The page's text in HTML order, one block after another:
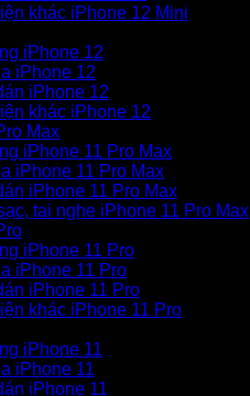
khác iPhone 12 Mini
iPhone 12
iPhone 12
iPhone 12
khác iPhone 12
Max
iPhone 11 Pro Max
iPhone 11 Pro Max
iPhone 11 Pro Max
tai nghe iPhone 11 Pro Max
iPhone 11 Pro
iPhone 11 Pro
iPhone 11 Pro
khác iPhone 11 Pro
iPhone 11
iPhone 11
iPhone 11